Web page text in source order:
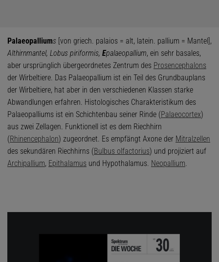
Palaeopalliums [von griech. palaios = alt, latein. pallium = Mantel],
Althirnmantel, Lobus piriformis, Epalaeopallium, ein sehr basales,
aber ursprünglich übergeordnetes Zentrum des Prosencephalons
der Wirbeltiere. Das Palaeopallium ist ein Teil des Grundbauplans
der Wirbeltiere, hat aber in den verschiedenen Klassen starke
Abwandlungen erfahren. Histologisches Charakteristikum des
Palaeopalliums ist ein Schichtenbau seiner Rinde (Palaeocortex)
aus zwei Zellagen. Funktionell ist es dem Riechhirn
(Rhinencephalon) zugeordnet. Es empfängt Axone der Mitralzellen
des sekundären Riechhirns (Bulbus olfactorius) und projiziert auf
Archipallium, Epithalamus und Hypothalamus. Neopallium.